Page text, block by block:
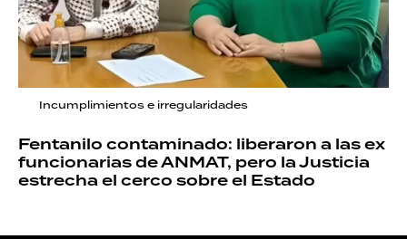
Incumplimientos e irregularidades
Fentanilo contaminado: liberaron a las ex
funcionarias de ANMAT, pero la Justicia
estrecha el cerco sobre el Estado